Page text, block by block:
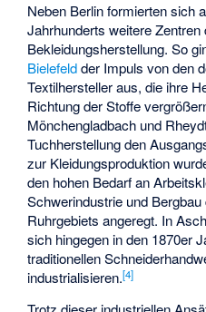
Neben Berlin formierten sich
Jahrhunderts weitere Zentren
Bekleidungsherstellung. So
Bielefeldder Impuls von den
Textilhersteller aus, die ihre
Richtung der Stoffe
Mönchengladbach und
Tuchherstellung den
zur Kleidungsproduktion
den hohen Bedarf an
Schwerindustrie und Bergbau
Ruhrgebiets angeregt. In
sich hingegen in den 1870er
traditionellen
industrialisieren.[4]